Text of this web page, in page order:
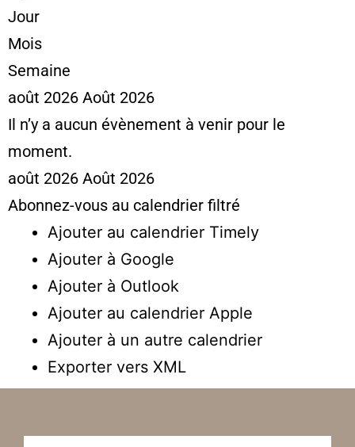
Jour
Mois
Semaine
août 2026 Août 2026
Il n’y a aucun évènement à venir pour le
moment.
août 2026 Août 2026
Abonnez-vous au calendrier filtré
Ajouter au calendrier Timely
Ajouter à Google
Ajouter à Outlook
Ajouter au calendrier Apple
Ajouter à un autre calendrier
Exporter vers XML